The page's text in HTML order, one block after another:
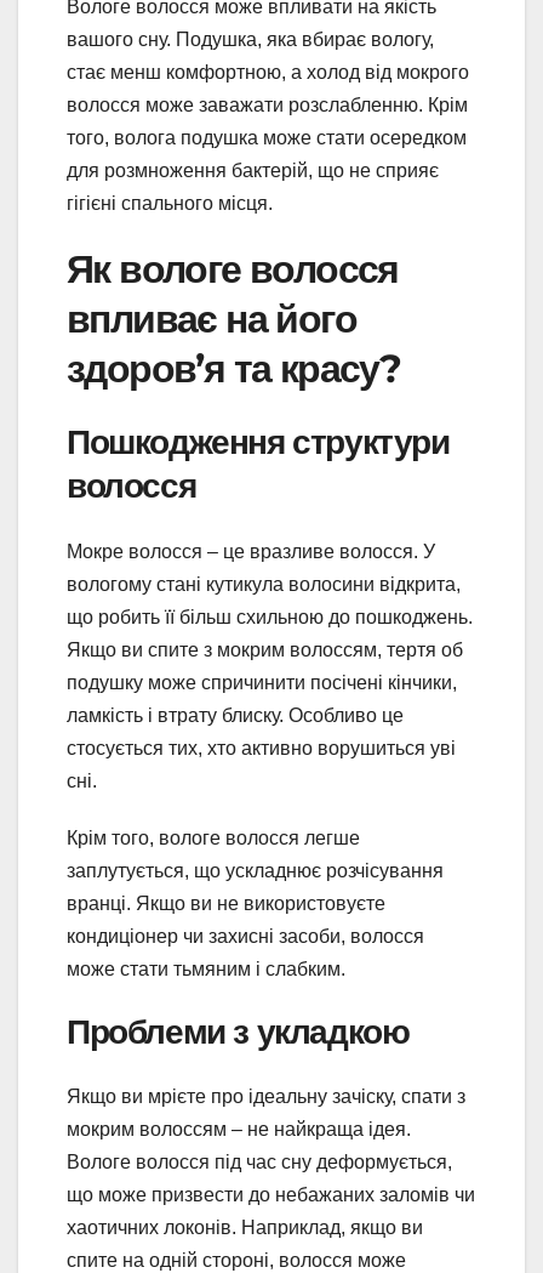
Вологе волосся може впливати на якість
вашого сну. Подушка, яка вбирає вологу,
стає менш комфортною, а холод від мокрого
волосся може заважати розслабленню. Крім
того, волога подушка може стати осередком
для розмноження бактерій, що не сприяє
гігієні спального місця.
Як вологе волосся
впливає на його
здоров’я та красу?
Пошкодження структури
волосся
Мокре волосся – це вразливе волосся. У
вологому стані кутикула волосини відкрита,
що робить її більш схильною до пошкоджень.
Якщо ви спите з мокрим волоссям, тертя об
подушку може спричинити посічені кінчики,
ламкість і втрату блиску. Особливо це
стосується тих, хто активно ворушиться уві
сні.
Крім того, вологе волосся легше
заплутується, що ускладнює розчісування
вранці. Якщо ви не використовуєте
кондиціонер чи захисні засоби, волосся
може стати тьмяним і слабким.
Проблеми з укладкою
Якщо ви мрієте про ідеальну зачіску, спати з
мокрим волоссям – не найкраща ідея.
Вологе волосся під час сну деформується,
що може призвести до небажаних заломів чи
хаотичних локонів. Наприклад, якщо ви
спите на одній стороні, волосся може